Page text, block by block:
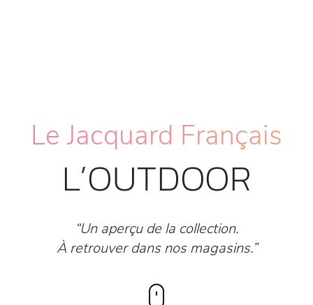
Le Jacquard Français
L’OUTDOOR
“Un aperçu de la collection.
À retrouver dans nos magasins.”